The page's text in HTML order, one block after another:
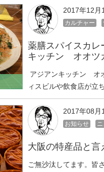
2017年12月
カルチャー
薬膳スパイスカレ
キッチン オオツ
アジアンキッチン オ
ィスビルや飲食店が立
2017年08月
お知らせ
大阪の特産品と
ご無沙汰してます。皆